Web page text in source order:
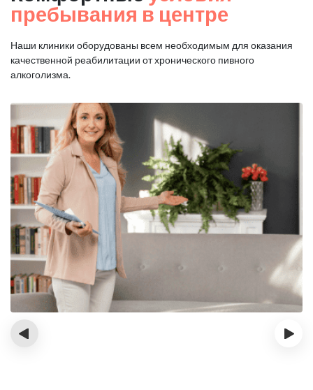
пребывания в центре
Наши клиники оборудованы всем необходимым для оказания
качественной реабилитации от хронического пивного
алкоголизма.
‹ ›